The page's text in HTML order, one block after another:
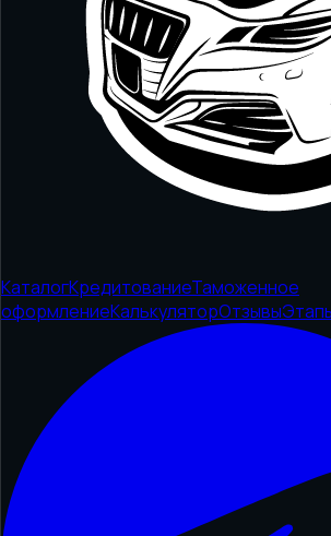
КаталогКредитованиеТаможенное
оформлениеКалькуляторОтзывы